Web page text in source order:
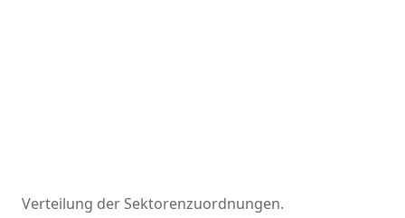
Verteilung der Sektorenzuordnungen.